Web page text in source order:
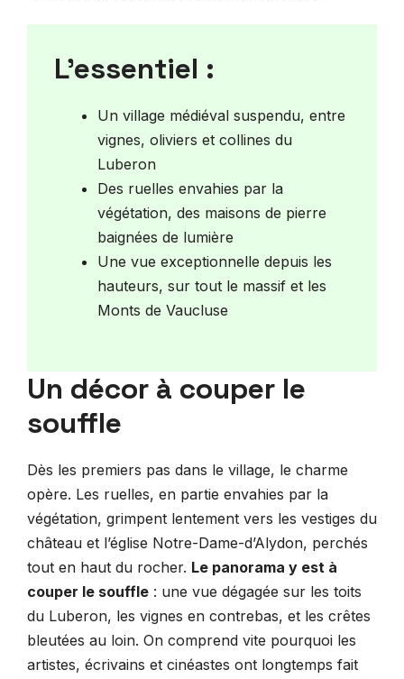
L’essentiel :
Un village médiéval suspendu, entre
vignes, oliviers et collines du
Luberon
Des ruelles envahies par la
végétation, des maisons de pierre
baignées de lumière
Une vue exceptionnelle depuis les
hauteurs, sur tout le massif et les
Monts de Vaucluse
Un décor à couper le
souffle
Dès les premiers pas dans le village, le charme
opère. Les ruelles, en partie envahies par la
végétation, grimpent lentement vers les vestiges du
château et l’église Notre-Dame-d’Alydon, perchés
tout en haut du rocher. Le panorama y est à
couper le souffle : une vue dégagée sur les toits
du Luberon, les vignes en contrebas, et les crêtes
bleutées au loin. On comprend vite pourquoi les
artistes, écrivains et cinéastes ont longtemps fait